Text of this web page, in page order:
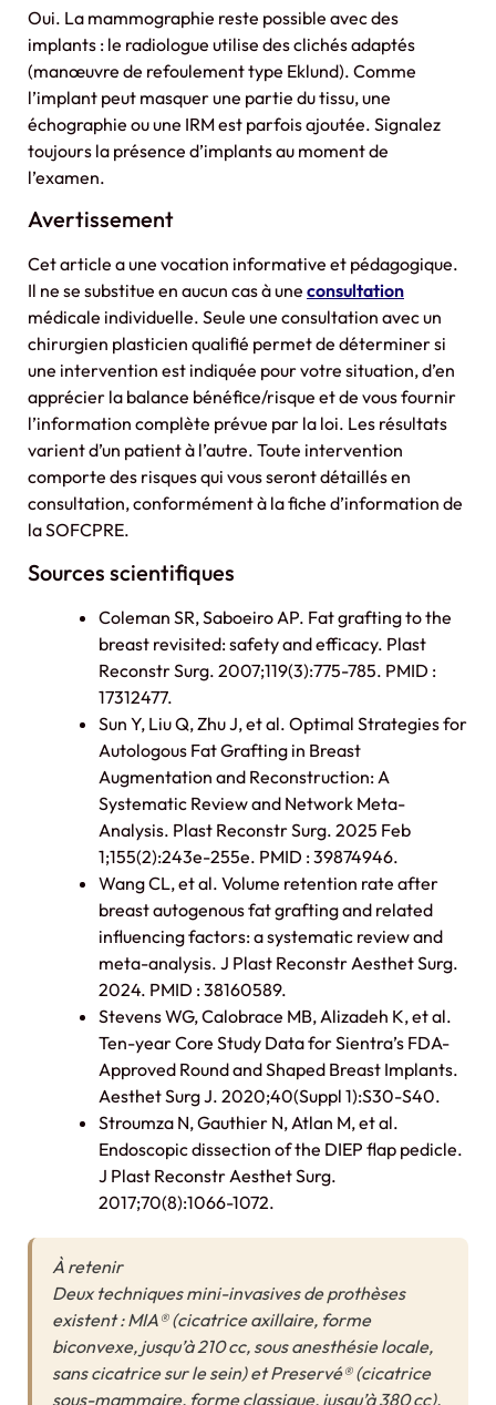
Oui. La mammographie reste possible avec des
implants : le radiologue utilise des clichés adaptés
(manœuvre de refoulement type Eklund). Comme
l’implant peut masquer une partie du tissu, une
échographie ou une IRM est parfois ajoutée. Signalez
toujours la présence d’implants au moment de
l’examen.
Avertissement
Cet article a une vocation informative et pédagogique.
Il ne se substitue en aucun cas à une consultation
médicale individuelle. Seule une consultation avec un
chirurgien plasticien qualifié permet de déterminer si
une intervention est indiquée pour votre situation, d’en
apprécier la balance bénéfice/risque et de vous fournir
l’information complète prévue par la loi. Les résultats
varient d’un patient à l’autre. Toute intervention
comporte des risques qui vous seront détaillés en
consultation, conformément à la fiche d’information de
la SOFCPRE.
Sources scientifiques
Coleman SR, Saboeiro AP. Fat grafting to the
breast revisited: safety and efficacy. Plast
Reconstr Surg. 2007;119(3):775-785. PMID :
17312477.
Sun Y, Liu Q, Zhu J, et al. Optimal Strategies for
Autologous Fat Grafting in Breast
Augmentation and Reconstruction: A
Systematic Review and Network Meta-
Analysis. Plast Reconstr Surg. 2025 Feb
1;155(2):243e-255e. PMID : 39874946.
Wang CL, et al. Volume retention rate after
breast autogenous fat grafting and related
influencing factors: a systematic review and
meta-analysis. J Plast Reconstr Aesthet Surg.
2024. PMID : 38160589.
Stevens WG, Calobrace MB, Alizadeh K, et al.
Ten-year Core Study Data for Sientra’s FDA-
Approved Round and Shaped Breast Implants.
Aesthet Surg J. 2020;40(Suppl 1):S30-S40.
Stroumza N, Gauthier N, Atlan M, et al.
Endoscopic dissection of the DIEP flap pedicle.
J Plast Reconstr Aesthet Surg.
2017;70(8):1066-1072.
À retenir
Deux techniques mini-invasives de prothèses
existent : MIA® (cicatrice axillaire, forme
biconvexe, jusqu’à 210 cc, sous anesthésie locale,
sans cicatrice sur le sein) et Preservé® (cicatrice
sous-mammaire, forme classique, jusqu’à 380 cc).